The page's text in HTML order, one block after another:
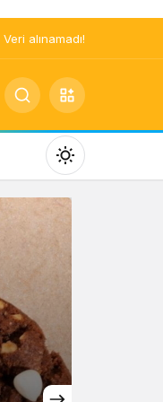
Veri alınamadı!
Mod
değiştir